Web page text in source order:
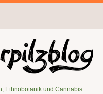
Ethnobotanik und Cannabis